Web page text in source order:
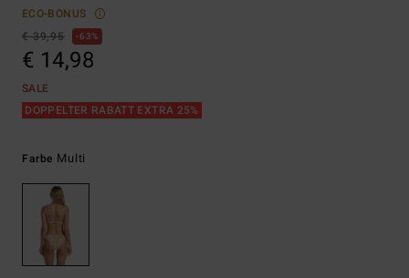
ECO-BONUS
€ 39,95
63%
€ 14,98
SALE
DOPPELTER RABATT EXTRA 25%
Farbe Multi